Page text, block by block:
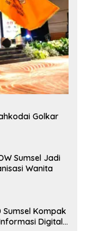
Golkar
Sumsel Jadi
Wanita
Sumsel Kompak
Digital